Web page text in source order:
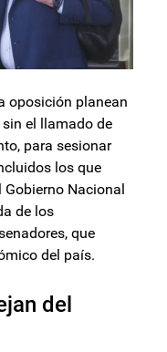
oposición planean
el llamado de
para sesionar
los que
Nacional
de los
que
del país.
del